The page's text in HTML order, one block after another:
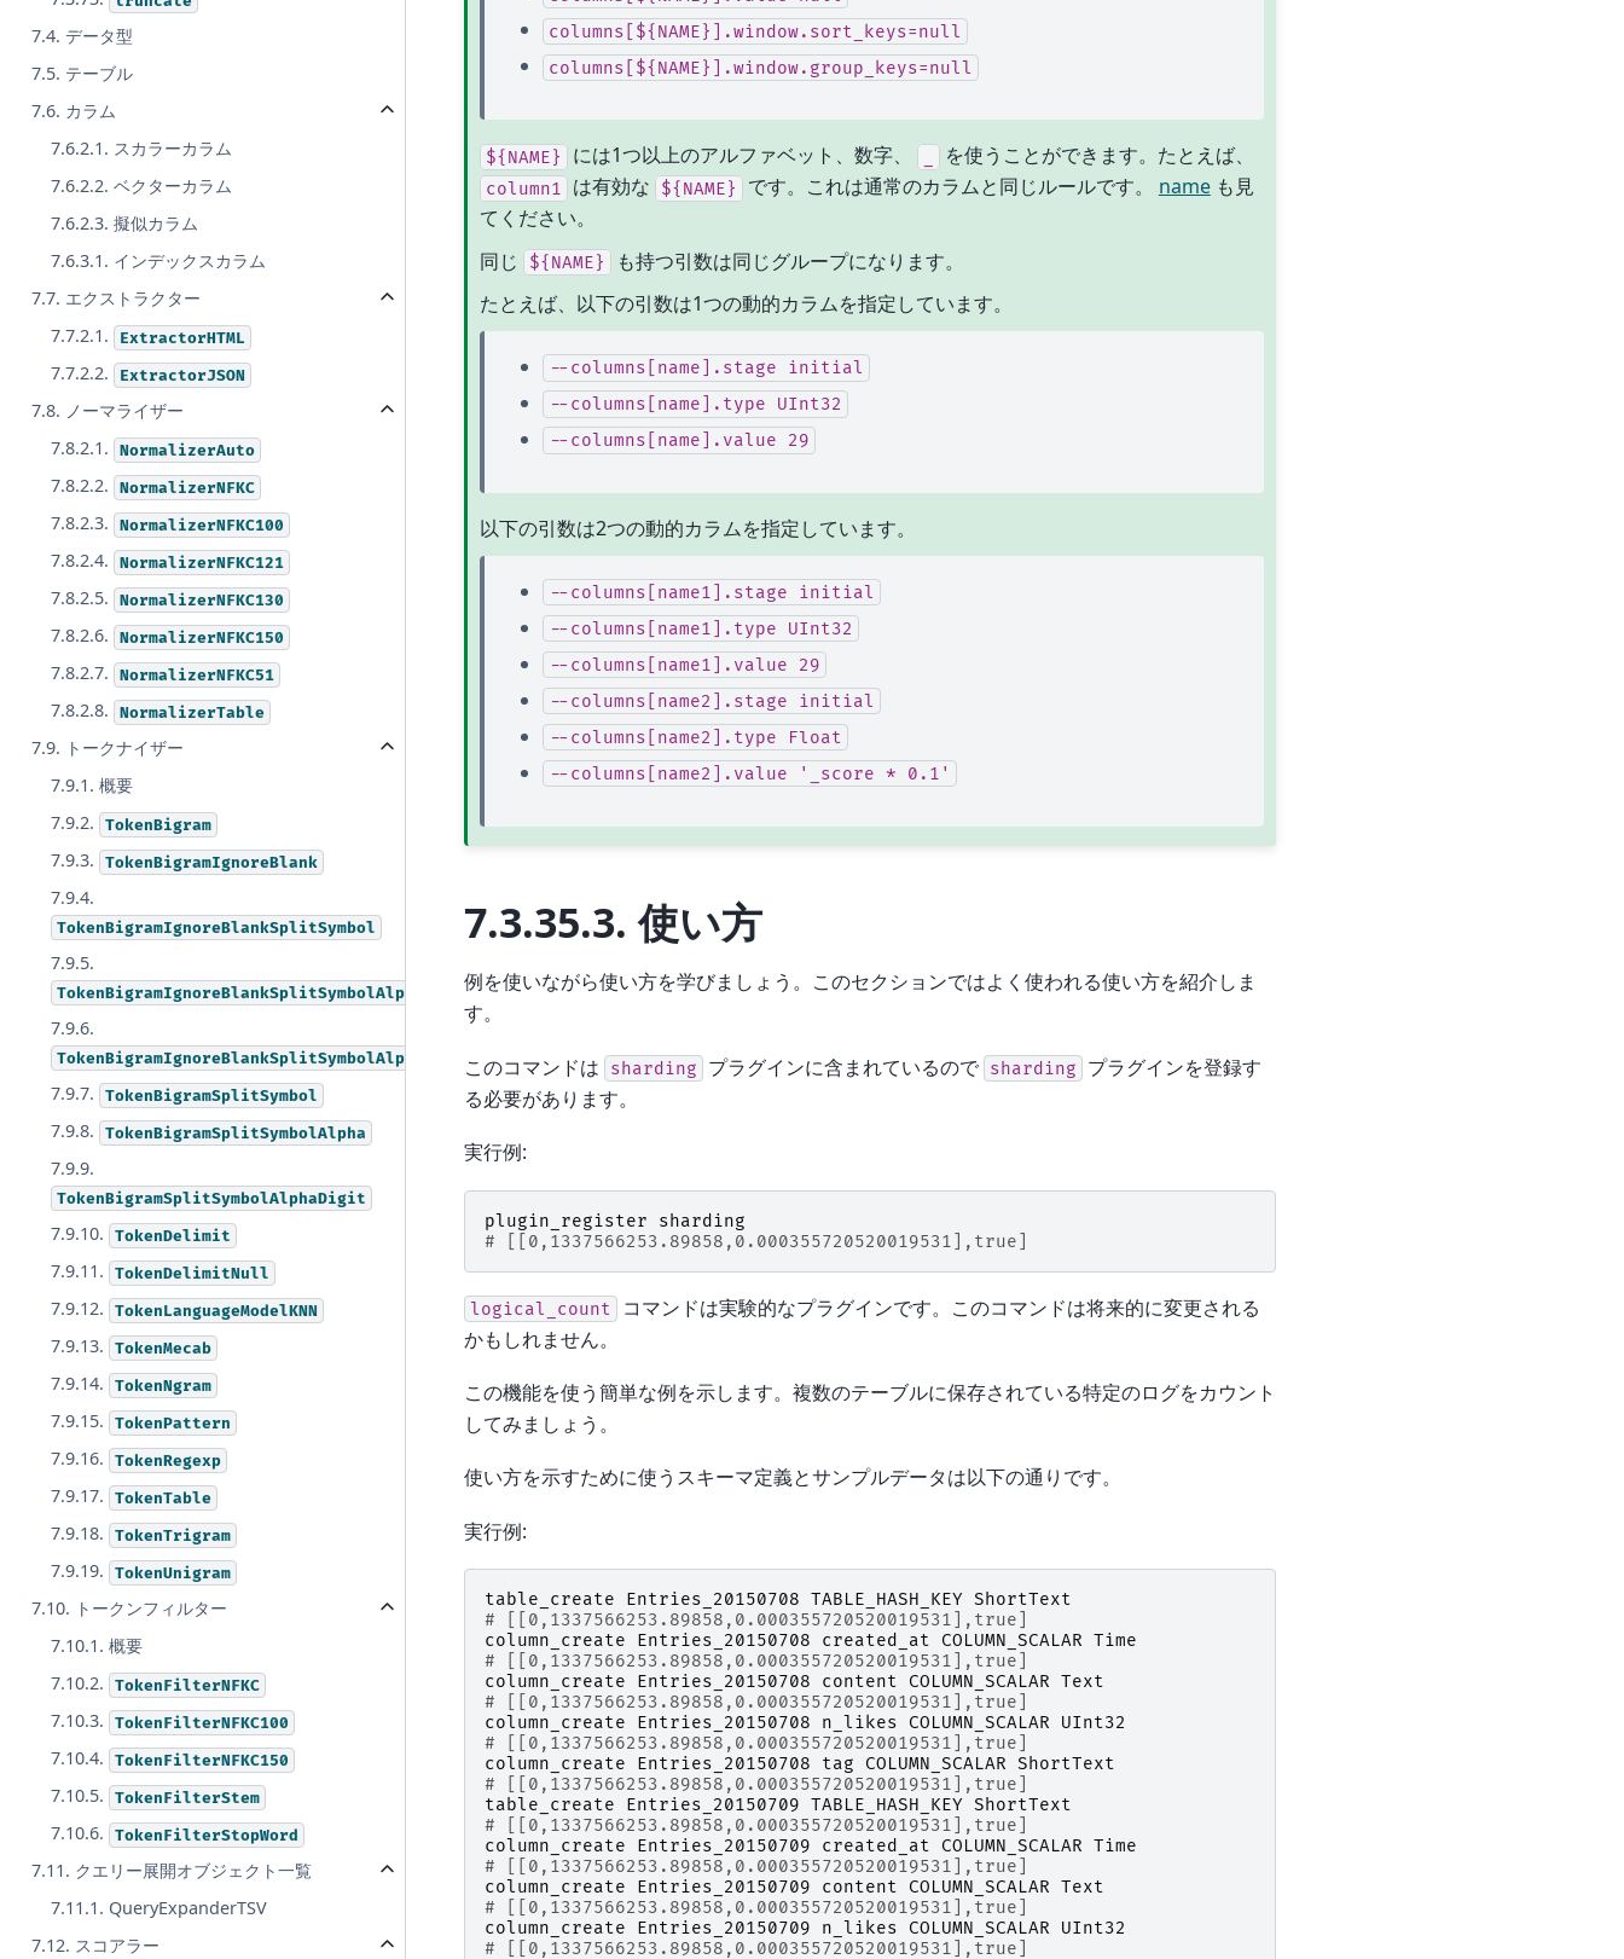
7.4. データ型
7.5. テーブル
7.6. カラム
7.6.2.1. スカラーカラム
7.6.2.2. ベクターカラム
7.6.2.3. 擬似カラム
7.6.3.1. インデックスカラム
7.7. エクストラクター
7.7.2.1.
ExtractorHTML
7.7.2.2. ExtractorJSON
7.8. ノーマライザー
7.8.2.1.
NormalizerAuto
7.8.2.2. NormalizerNFKC
7.8.2.3. NormalizerNFKC100
7.8.2.4. NormalizerNFKC121
7.8.2.5. NormalizerNFKC130
7.8.2.6. NormalizerNFKC150
7.8.2.7. NormalizerNFKC51
7.8.2.8. NormalizerTable
7.9. トークナイザー
7.9.1. 概要
7.9.2.
TokenBigram
7.9.3. TokenBigramIgnoreBlank
7.9.4.
TokenBigramIgnoreBlankSplitSymbol
7.9.5.
TokenBigramIgnoreBlankSplitSymbolAlpha
7.9.6.
TokenBigramIgnoreBlankSplitSymbolAlphaDigit
7.9.7. TokenBigramSplitSymbol
7.9.8. TokenBigramSplitSymbolAlpha
7.9.9.
TokenBigramSplitSymbolAlphaDigit
7.9.10. TokenDelimit
7.9.11. TokenDelimitNull
7.9.12. TokenLanguageModelKNN
7.9.13. TokenMecab
7.9.14. TokenNgram
7.9.15. TokenPattern
7.9.16. TokenRegexp
7.9.17. TokenTable
7.9.18. TokenTrigram
7.9.19. TokenUnigram
7.10. トークンフィルター
7.10.1. 概要
7.10.2.
TokenFilterNFKC
7.10.3. TokenFilterNFKC100
7.10.4. TokenFilterNFKC150
7.10.5. TokenFilterStem
7.10.6. TokenFilterStopWord
7.11. クエリー展開オブジェクト一覧
7.11.1. QueryExpanderTSV
7.12. スコアラー
columns[${NAME}].window.sort_keys=null
columns[${NAME}].window.group_keys=null
${NAME} には1つ以上のアルファベット、数字、 を使うことができます。たとえば、
column1 は有効な ${NAME} です。これは通常のカラムと同じルールです。 nameも見
てください。
同じ
${NAME}
も持つ引数は同じグループになります。
たとえば、以下の引数は1つの動的カラムを指定しています。
--columns[name].stage
initial
--columns[name].type
UInt32
--columns[name].value
29
以下の引数は2つの動的カラムを指定しています。
--columns[name1].stage
initial
--columns[name1].type
UInt32
--columns[name1].value
29
--columns[name2].stage
initial
--columns[name2].type
Float
--columns[name2].value
'_score * 0.1'
7.3.35.3.使い方
例を使いながら使い方を学びましょう。このセクションではよく使われる使い方を紹介しま
す。
このコマンドは sharding プラグインに含まれているので sharding
プラグインを登録す
る必要があります。
実行例:
plugin_register
sharding
# [[0,1337566253.89858,0.000355720520019531],true]
logical_count
コマンドは実験的なプラグインです。このコマンドは将来的に変更される
かもしれません。
この機能を使う簡単な例を示します。複数のテーブルに保存されている特定のログをカウント
してみましょう。
使い方を示すために使うスキーマ定義とサンプルデータは以下の通りです。
実行例:
table_create Entries_20150708 TABLE_HASH_KEY ShortText
# [[0,1337566253.89858,0.000355720520019531],true]
column_create
Entries_20150708 created_at COLUMN_SCALAR Time
# [[0,1337566253.89858,0.000355720520019531],true]
column_create
Entries_20150708 content COLUMN_SCALAR Text
# [[0,1337566253.89858,0.000355720520019531],true]
column_create
Entries_20150708 n_likes COLUMN_SCALAR
UInt32
# [[0,1337566253.89858,0.000355720520019531],true]
column_create
Entries_20150708 tag COLUMN_SCALAR ShortText
# [[0,1337566253.89858,0.000355720520019531],true]
table_create
Entries_20150709 TABLE_HASH_KEY ShortText
# [[0,1337566253.89858,0.000355720520019531],true]
column_create
Entries_20150709 created_at COLUMN_SCALAR Time
# [[0,1337566253.89858,0.000355720520019531],true]
column_create
Entries_20150709 content COLUMN_SCALAR Text
# [[0,1337566253.89858,0.000355720520019531],true]
column_create
Entries_20150709 n_likes COLUMN_SCALAR
UInt32
# [[0,1337566253.89858,0.000355720520019531],true]